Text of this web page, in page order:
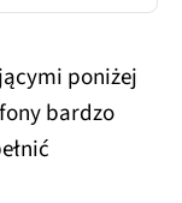
poniżej
bardzo